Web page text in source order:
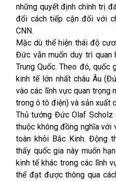
những quyết định chính trị
đổi cách tiếp cận đối với
CNN.
Mặc dù thể hiện thái độ
Đức vẫn muốn duy trì
Trung Quốc. Theo đó, quốc
kinh tế lớn nhất châu Âu
vào các lĩnh vực quan trọng
trong ô tô điện) và sản xuất
Thủ tướng Đức Olaf
thuộc không đồng nghĩa với
toàn khỏi Bắc Kinh. Động
thấy quốc gia này muốn
kinh tế khác trong các lĩnh
thể đạt được thông qua